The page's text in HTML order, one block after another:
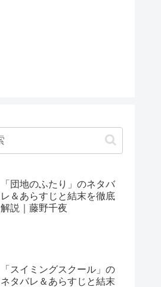
「団地のふたり」のネタバ
レ＆あらすじと結末を徹底
解説｜藤野千夜
「スイミングスクール」の
ネタバレ＆あらすじと結末